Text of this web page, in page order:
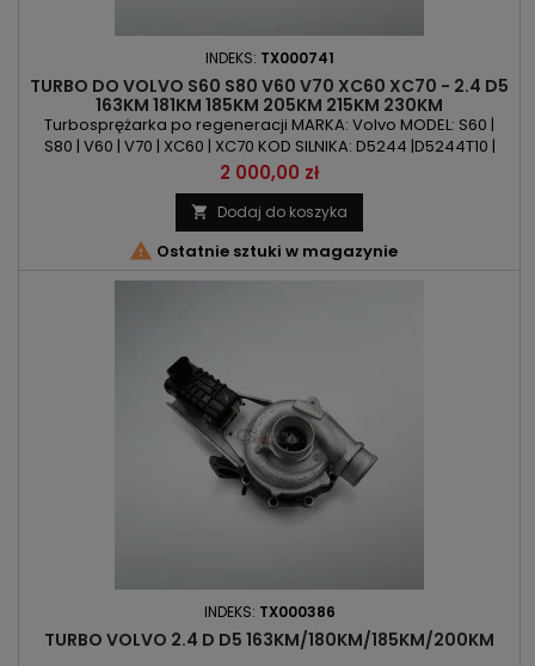
INDEKS: TX000741
TURBO DO VOLVO S60 S80 V60 V70 XC60 XC70 - 2.4 D5
163KM 181KM 185KM 205KM 215KM 230KM
Turbosprężarka po regeneracji MARKA: Volvo MODEL: S60 |
S80 | V60 | V70 | XC60 | XC70 KOD SILNIKA: D5244 |D5244T10 |
D5244T11 | D5244T12 | D5244T15 | D5244T16 | D5244T17 |
D5244T20 | D5244T21 | D5244T22 | D5244T23 POJEMNOŚĆ:
2400ccm 2.4 D D5 MOC: 163KM/120kW | 181KM/133kW |
185KM/136kW | 205KM/151kW | 215KM/158kW | 230KM/169kW ROK
PRODUKCJI: Od 2007r
Cena
2 000,00 zł
 Dodaj do koszyka
 Ostatnie sztuki w magazynie
INDEKS: TX000386
TURBO VOLVO 2.4 D D5 163KM/180KM/185KM/200KM